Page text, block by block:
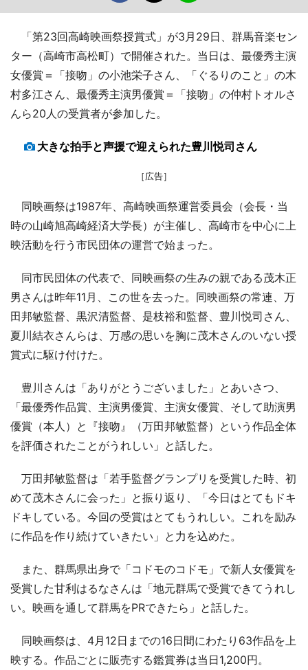
「第23回高崎映画祭授賞式」が3月29日、群馬音楽セン
ター（高崎市高松町）で開催された。当日は、最優秀主演
女優賞＝「接吻」の小池栄子さん、「ぐるりのこと」の木
村多江さん、最優秀主演男優賞＝「接吻」の仲村トオルさ
んら20人の受賞者が参加した。
大きな拍手と声援で迎えられた豊川悦司さん
［広告］
同映画祭は1987年、高崎映画祭運営委員会（会長・当
時の山崎旭高崎経済大学長）が主催し、高崎市を中心に上
映活動を行う市民団体の運営で始まった。
同市民団体の代表で、同映画祭の生みの親である茂木正
男さんは昨年11月、この世を去った。同映画祭の常連、万
田邦敏監督、黒沢清監督、是枝裕和監督、豊川悦司さん、
夏川結衣さんらは、万感の思いを胸に茂木さんのいない授
賞式に駆け付けた。
豊川さんは「ありがとうございました」とあいさつ、
「最優秀作品賞、主演男優賞、主演女優賞、そして助演男
優賞（本人）と『接吻』（万田邦敏監督）という作品全体
を評価されたことがうれしい」と話した。
万田邦敏監督は「若手監督グランプリを受賞した時、初
めて茂木さんに会った」と振り返り、「今日はとてもドキ
ドキしている。今回の受賞はとてもうれしい。これを励み
に作品を作り続けていきたい」と力を込めた。
また、群馬県出身で「コドモのコドモ」で新人女優賞を
受賞した甘利はるなさんは「地元群馬で受賞できてうれし
い。映画を通して群馬をPRできたら」と話した。
同映画祭は、4月12日までの16日間にわたり63作品を上
映する。作品ごとに販売する鑑賞券は当日1,200円。